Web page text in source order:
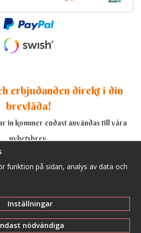
erbjudanden direkt i din
brevlåda!
in kommer endast användas till våra
nyhetsbrev.
funktion på sidan, analys av data och
Inställningar
nödvändiga